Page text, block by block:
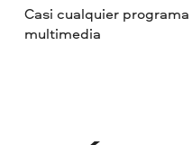
Casi cualquier programa
multimedia